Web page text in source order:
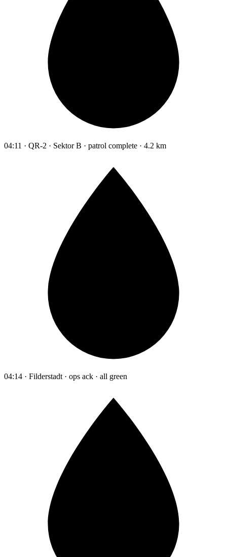
04:11 · QR-2 · Sektor B · patrol complete · 4.2 km
04:14 · Filderstadt · ops ack · all green